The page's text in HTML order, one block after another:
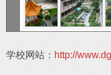
学校网站： http://